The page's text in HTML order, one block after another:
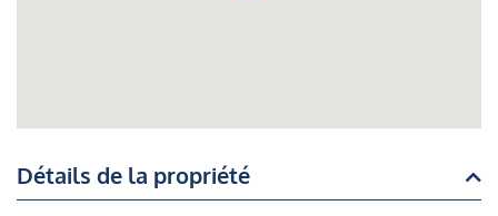
Détails de la propriété